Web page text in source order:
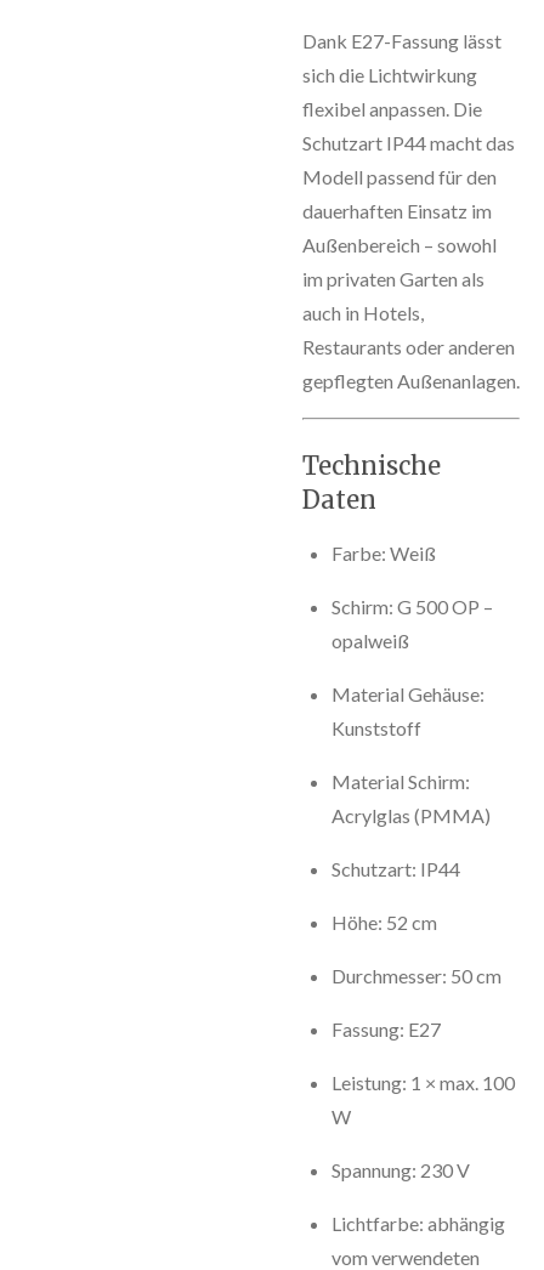
Dank E27-Fassung lässt
sich die Lichtwirkung
flexibel anpassen. Die
Schutzart IP44 macht das
Modell passend für den
dauerhaften Einsatz im
Außenbereich – sowohl
im privaten Garten als
auch in Hotels,
Restaurants oder anderen
gepflegten Außenanlagen.
Technische
Daten
Farbe: Weiß
Schirm: G 500 OP –
opalweiß
Material Gehäuse:
Kunststoff
Material Schirm:
Acrylglas (PMMA)
Schutzart: IP44
Höhe: 52 cm
Durchmesser: 50 cm
Fassung: E27
Leistung: 1 × max. 100
W
Spannung: 230 V
Lichtfarbe: abhängig
vom verwendeten